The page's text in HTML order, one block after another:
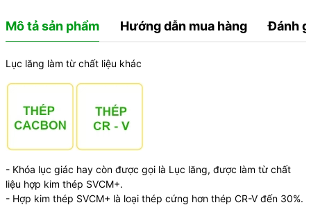
Mô tả sản phẩm Hướng dẫn mua hàng Đánh
Lục lăng làm từ chất liệu khác
- Khóa lục giác hay còn được gọi là Lục lăng, được làm từ chất
liệu hợp kim thép SVCM+.
- Hợp kim thép SVCM+ là loại thép cứng hơn thép CR-V đến 30%.